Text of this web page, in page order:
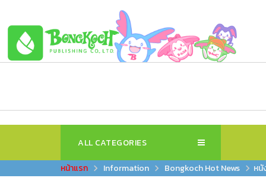
ALL CATEGORIES
Information Bongkoch Hot News หนั